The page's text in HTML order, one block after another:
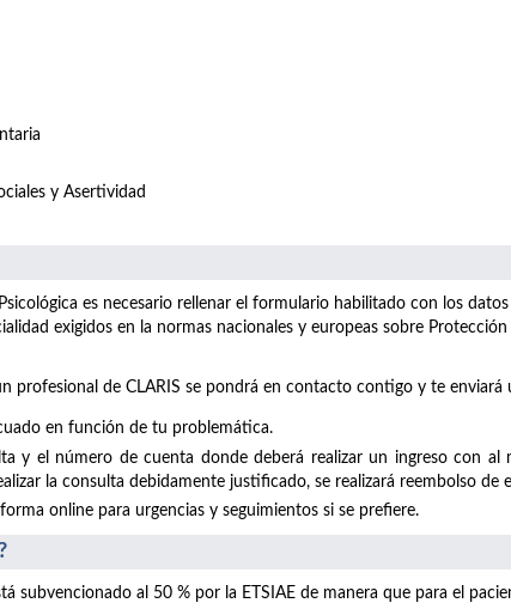
y Asertividad
es necesario rellenar el formulario habilitado con los
exigidos en la normas nacionales y europeas sobre
profesional de CLARIS se pondrá en contacto contigo y te enviará
en función de tu problemática.
y el número de cuenta donde deberá realizar un ingreso con al
la consulta debidamente justificado, se realizará reembolso de
online para urgencias y seguimientos si se prefiere.
subvencionado al 50 % por la ETSIAE de manera que para el